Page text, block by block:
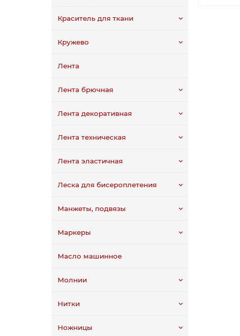
Краситель для ткани
Кружево
Лента
Лента брючная
Лента декоративная
Лента техническая
Лента эластичная
Леска для бисероплетения
Манжеты, подвязы
Маркеры
Масло машинное
Молнии
Нитки
Ножницы